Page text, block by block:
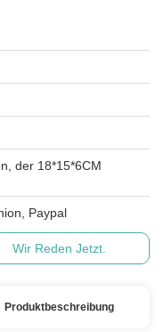
der 18*15*6CM
Paypal
Wir Reden Jetzt.
Produktbeschreibung